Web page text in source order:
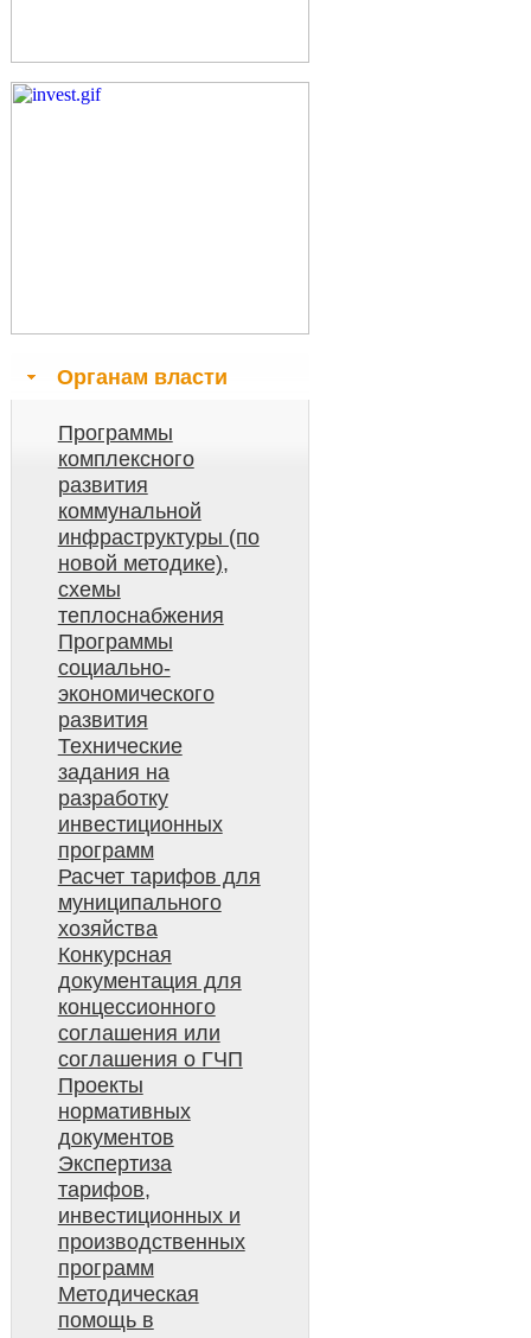
Органам власти
Программы
комплексного
развития
коммунальной
инфраструктуры (по
новой методике),
схемы
теплоснабжения
Программы
социально-
экономического
развития
Технические
задания на
разработку
инвестиционных
программ
Расчет тарифов для
муниципального
хозяйства
Конкурсная
документация для
концессионного
соглашения или
соглашения о ГЧП
Проекты
нормативных
документов
Экспертиза
тарифов,
инвестиционных и
производственных
программ
Методическая
помощь в